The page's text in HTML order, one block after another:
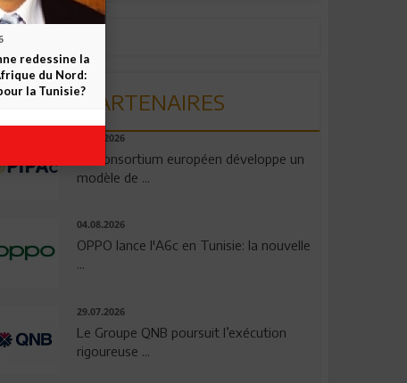
PARTENAIRES
06.08.2026
Un consortium européen développe un
modèle de ...
04.08.2026
OPPO lance l'A6c en Tunisie: la nouvelle
...
29.07.2026
Le Groupe QNB poursuit l’exécution
rigoureuse ...
redessine la
du Nord:
la Tunisie?